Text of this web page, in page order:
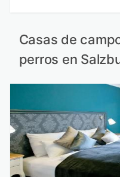
Casas de
perros en